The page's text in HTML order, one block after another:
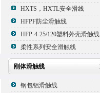
HXTS，HXTL安全滑线
HFPF防尘滑触线
HFP-4-25/120塑料外壳滑触线
柔性系列安全滑触线
刚体滑触线
钢包铝滑触线